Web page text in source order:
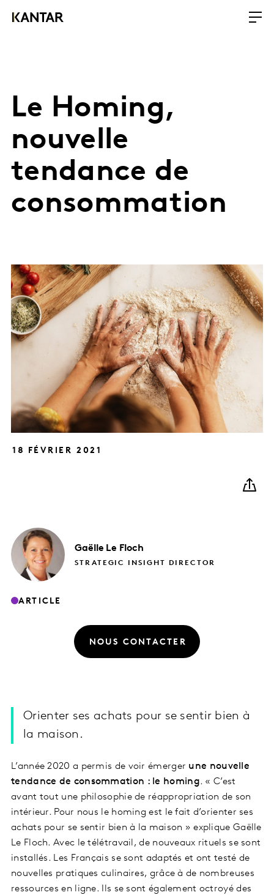
Le Homing,
nouvelle
tendance de
consommation
18 FÉVRIER 2021
Gaëlle Le Floch
STRATEGIC INSIGHT DIRECTOR
ARTICLE
NOUS CONTACTER
Orienter ses achats pour se sentir bien à
la maison.
L’année 2020 a permis de voir émerger une nouvelle
tendance de consommation : le homing. « C’est
avant tout une philosophie de réappropriation de son
intérieur. Pour nous le homing est le fait d’orienter ses
achats pour se sentir bien à la maison » explique Gaëlle
Le Floch. Avec le télétravail, de nouveaux rituels se sont
installés. Les Français se sont adaptés et ont testé de
nouvelles pratiques culinaires, grâce à de nombreuses
ressources en ligne. Ils se sont également octroyé des